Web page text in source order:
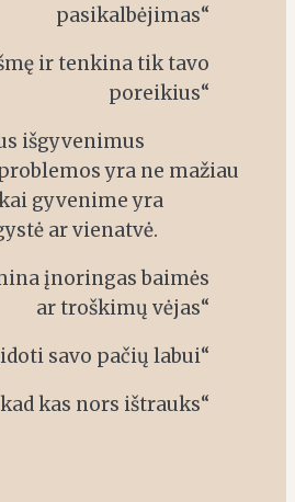
pasikalbėjimas“
ir tenkina tik tavo
poreikius“
išgyvenimus
yra ne mažiau
gyvenime yra
ar vienatvė.
įnoringas baimės
ar troškimų vėjas“
savo pačių labui“
kas nors ištrauks“